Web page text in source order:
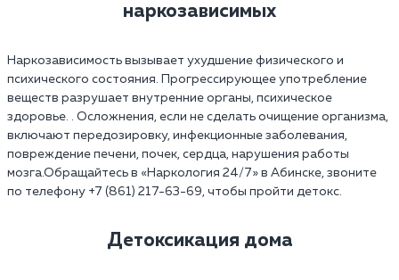
наркозависимых
Наркозависимость вызывает ухудшение физического и
психического состояния. Прогрессирующее употребление
веществ разрушает внутренние органы, психическое
здоровье. . Осложнения, если не сделать очищение организма,
включают передозировку, инфекционные заболевания,
повреждение печени, почек, сердца, нарушения работы
мозга.Обращайтесь в «Наркология 24/7» в Абинске, звоните
по телефону +7 (861) 217-63-69, чтобы пройти детокс.
Детоксикация дома